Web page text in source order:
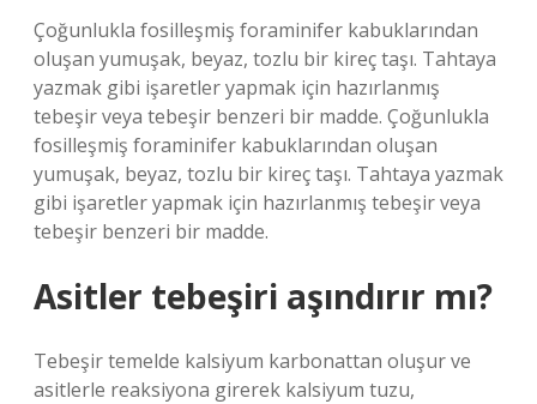
Çoğunlukla fosilleşmiş foraminifer kabuklarından
oluşan yumuşak, beyaz, tozlu bir kireç taşı. Tahtaya
yazmak gibi işaretler yapmak için hazırlanmış
tebeşir veya tebeşir benzeri bir madde. Çoğunlukla
fosilleşmiş foraminifer kabuklarından oluşan
yumuşak, beyaz, tozlu bir kireç taşı. Tahtaya yazmak
gibi işaretler yapmak için hazırlanmış tebeşir veya
tebeşir benzeri bir madde.
Asitler tebeşiri aşındırır mı?
Tebeşir temelde kalsiyum karbonattan oluşur ve
asitlerle reaksiyona girerek kalsiyum tuzu,